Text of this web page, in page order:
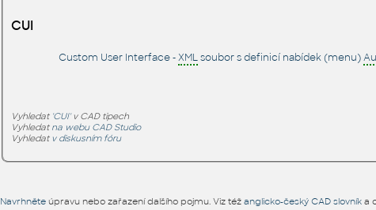
CUI
Custom User Interface -XMLsoubor s definicí nabídek (menu)
Vyhledat 'CUI'v CAD tipech
Vyhledat na webu CAD Studio
Vyhledat v diskusním fóru
Navrhněteúpravu nebo zařazení dalšího pojmu. Viz též anglicko-český CAD slovníka